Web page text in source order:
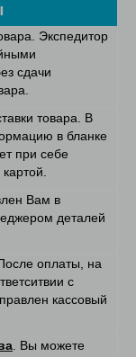
Экспедитор
сдачи
товара. В
в бланке
при себе
Вам в
деталей
оплаты, на
с
кассовый
. Вы можете